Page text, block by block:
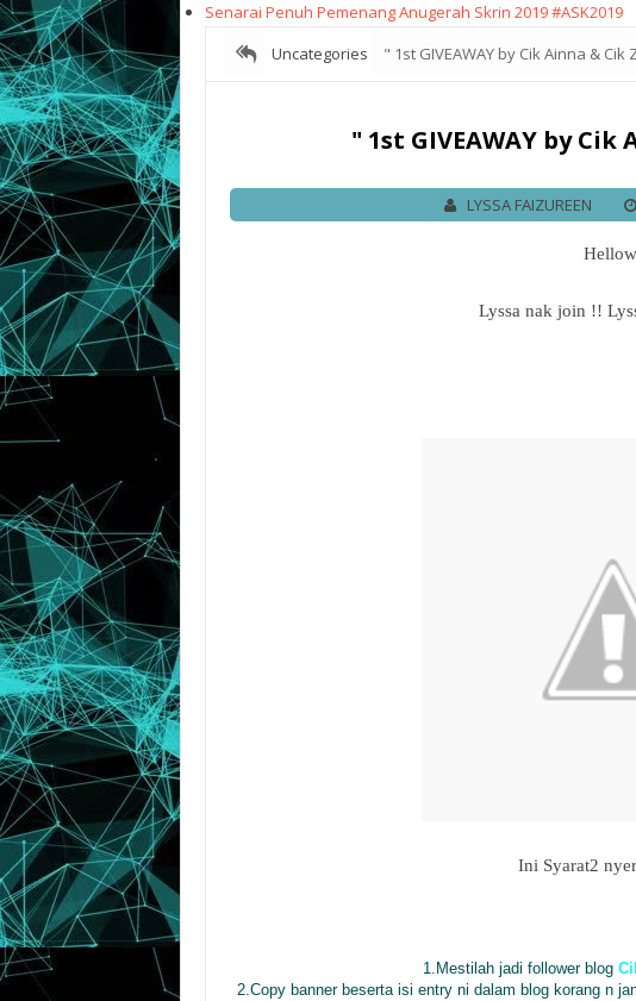
Senarai Penuh Pemenang Anugerah Skrin 2019 #ASK2019
Uncategories
" 1st GIVEAWAY by Cik Ainna & Cik
" 1st GIVEAWAY by
LYSSA FAIZUREEN
Lyssa nak join !!
Ini Syarat2
1.Mestilah jadi follower blog
2.Copy banner beserta isi entry ni dalam blog korang n